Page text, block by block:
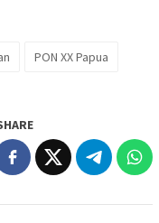
PON XX Papua